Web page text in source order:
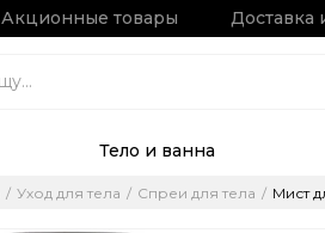
Акционные товары Доставка
Тело и ванна
Уход для тела Спреи для тела Мист